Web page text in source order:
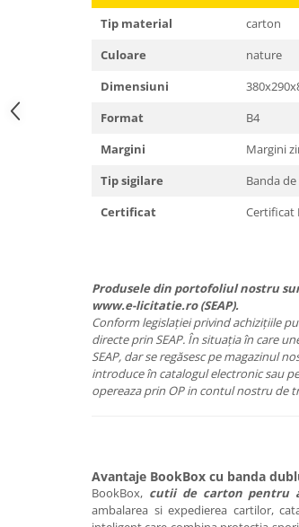
Tip material
carton
Culoare
nature
Dimensiuni
Format
B4
Margini
Margini
Tip sigilare
Banda
Certificat
Certificat
Produsele din portofoliul nostru
www.e-licitatie.ro (SEAP).
Conform legislației privind achizițiile
directe prin SEAP. În situația în care
SEAP, dar se regăsesc pe magazinul
introduce în catalogul electronic sau
opereaza prin OP in contul nostru de
Avantaje BookBox cu banda
BookBox, cutii de carton pentru
ambalarea si expedierea cartilor,